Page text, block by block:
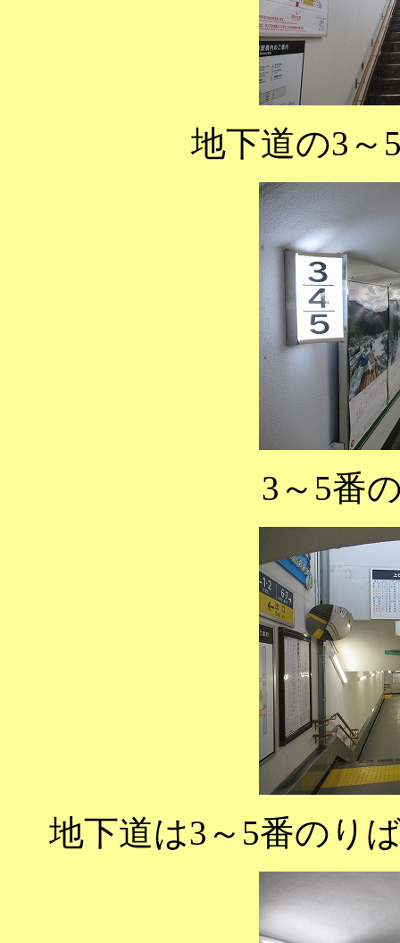
地下道の3～
3～5番
地下道は3～5番のり